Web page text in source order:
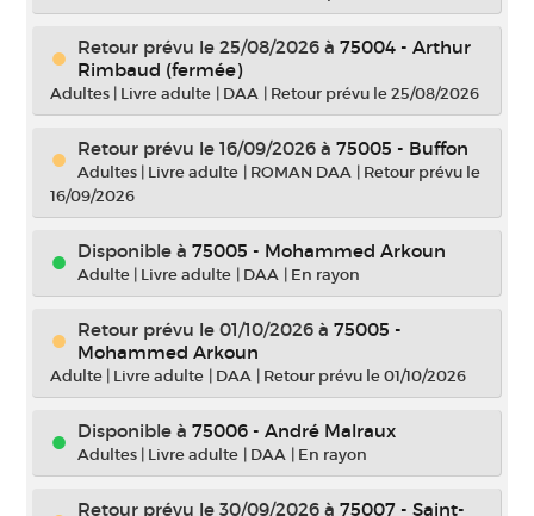
Retour prévu le 25/08/2026 à 75004 - Arthur
Rimbaud (fermée)
Adultes | Livre adulte | DAA | Retour prévu le 25/08/2026
Retour prévu le 16/09/2026 à 75005 - Buffon
Adultes | Livre adulte | ROMAN DAA | Retour prévu le
16/09/2026
Disponible à 75005 - Mohammed Arkoun
Adulte | Livre adulte | DAA | En rayon
Retour prévu le 01/10/2026 à 75005 -
Mohammed Arkoun
Adulte | Livre adulte | DAA | Retour prévu le 01/10/2026
Disponible à 75006 - André Malraux
Adultes | Livre adulte | DAA | En rayon
Retour prévu le 30/09/2026 à 75007 - Saint-